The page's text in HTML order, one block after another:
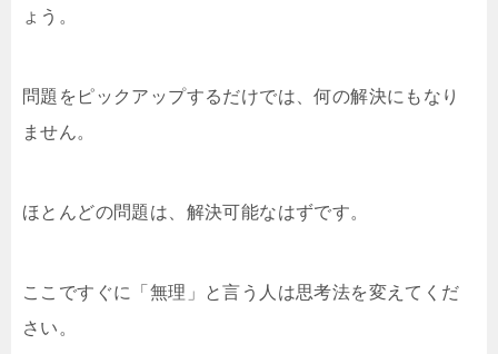
ょう。
問題をピックアップするだけでは、何の解決にもなり
ません。
ほとんどの問題は、解決可能なはずです。
ここですぐに「無理」と言う人は思考法を変えてくだ
さい。